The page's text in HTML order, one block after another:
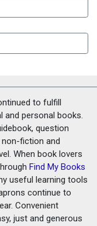
to fulfill
and personal books.
question
fiction and
When book lovers
Find My Books
useful learning tools
continue to
Convenient
just and generous